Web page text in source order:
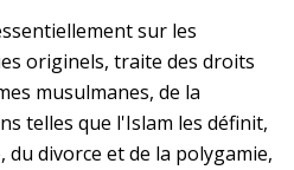
sur les
originels, traite des droits
musulmanes, de la
telles que l'Islam les définit,
du divorce et de la polygamie,